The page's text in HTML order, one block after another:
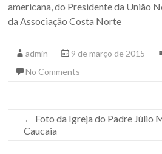
americana, do Presidente da União
da Associação Costa Norte
admin 9 de março de 2015
No Comments
← Foto da Igreja do Padre Júlio
Caucaia